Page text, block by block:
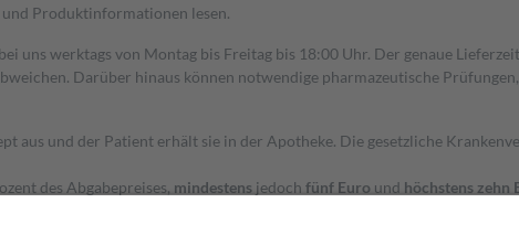
Produktinformationen lesen.
uns werktags von Montag bis Freitag bis 18:00 Uhr. Der genaue
Darüber hinaus können notwendige pharmazeutische
aus und der Patient erhält sie in der Apotheke. Die gesetzliche
des Abgabepreises, mindestens jedoch fünf Euro und höchstens zehn